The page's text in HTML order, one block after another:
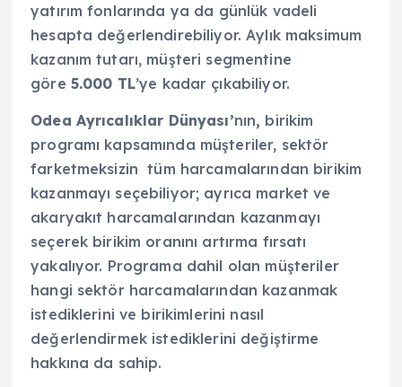
yatırım fonlarında ya da günlük vadeli
hesapta değerlendirebiliyor. Aylık maksimum
kazanım tutarı, müşteri segmentine
göre 5.000 TL’ye kadar çıkabiliyor.
Odea Ayrıcalıklar Dünyası’nın, birikim
programı kapsamında müşteriler, sektör
farketmeksizin tüm harcamalarından birikim
kazanmayı seçebiliyor; ayrıca market ve
akaryakıt harcamalarından kazanmayı
seçerek birikim oranını artırma fırsatı
yakalıyor. Programa dahil olan müşteriler
hangi sektör harcamalarından kazanmak
istediklerini ve birikimlerini nasıl
değerlendirmek istediklerini değiştirme
hakkına da sahip.